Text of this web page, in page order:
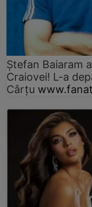
Ștefan Baiaram
Craiovei! L-a
Cârțu